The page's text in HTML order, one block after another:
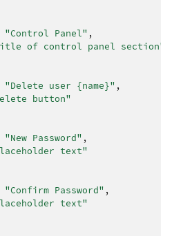
"Control Panel" ,
of control panel section"
"Delete user {name}" ,
button"
"New Password" ,
text"
"Confirm Password" ,
text"